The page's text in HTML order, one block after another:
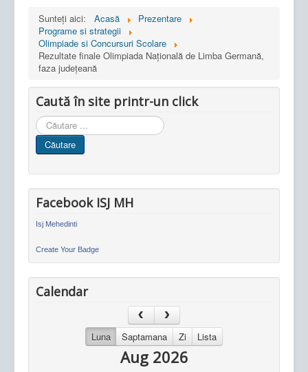
Sunteți aici: Acasă
Prezentare
Programe si strategii
Olimpiade si Concursuri Scolare
Rezultate finale Olimpiada Națională de Limba Germană,
faza județeană
Caută în site printr-un click
Cauta
in
site
Căutare
Facebook ISJ MH
Isj Mehedinti
Create Your Badge
Calendar
Luna Saptamana Zi Lista
Aug 2026